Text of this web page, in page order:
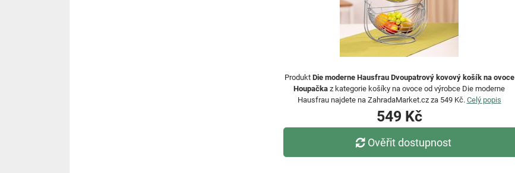
Produkt Die moderne Hausfrau Dvoupatrový kovový košík na ovoce
Houpačka z kategorie košíky na ovoce od výrobce Die moderne
Hausfrau najdete na ZahradaMarket.cz za 549 Kč. Celý popis
549 Kč
Ověřit dostupnost